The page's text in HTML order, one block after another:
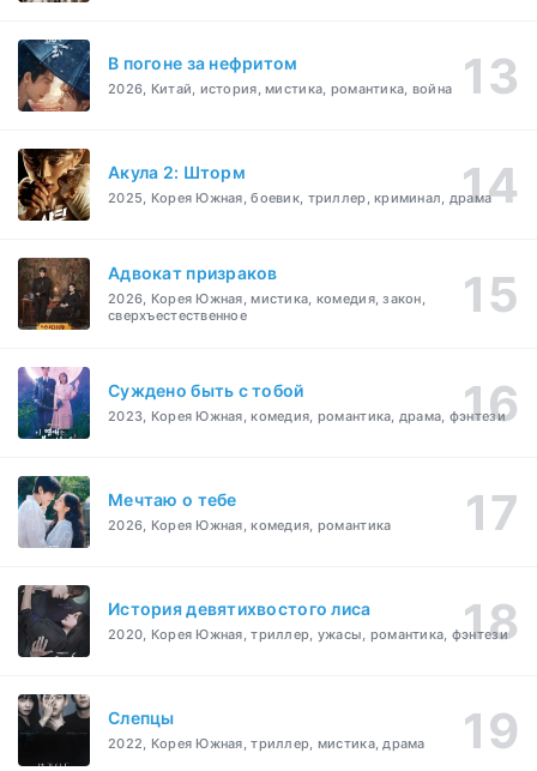
В погоне за нефритом
2026, Китай, история, мистика, романтика, война
Акула 2: Шторм
2025, Корея Южная, боевик, триллер, криминал, драма
Адвокат призраков
2026, Корея Южная, мистика, комедия, закон,
сверхъестественное
Суждено быть с тобой
2023, Корея Южная, комедия, романтика, драма, фэнтези
Мечтаю о тебе
2026, Корея Южная, комедия, романтика
История девятихвостого лиса
2020, Корея Южная, триллер, ужасы, романтика, фэнтези
Слепцы
2022, Корея Южная, триллер, мистика, драма